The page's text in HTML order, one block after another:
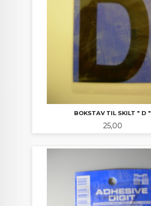
BOKSTAV TIL SKILT " D "
Pris
25,00